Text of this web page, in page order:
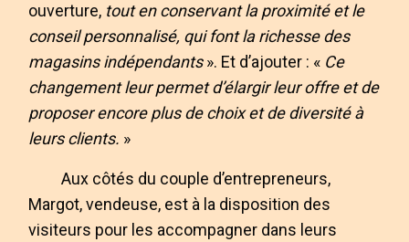
ouverture, tout en conservant la proximité et le
conseil personnalisé, qui font la richesse des
magasins indépendants». Et d’ajouter : « Ce
changement leur permet d’élargir leur offre et de
proposer encore plus de choix et de diversité à
leurs clients. »
Aux côtés du couple d’entrepreneurs,
Margot, vendeuse, est à la disposition des
visiteurs pour les accompagner dans leurs